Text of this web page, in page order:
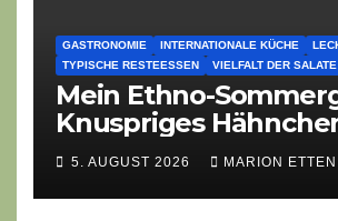
GASTRONOMIE INTERNATIONALE KÜCHE
TYPISCHE RESTEESSEN
VIELFALT DER SALATE
Mein Ethno-
Knuspriges
Lauch-Rührei, Salat
5. AUGUST 2026 MARION ETTEN